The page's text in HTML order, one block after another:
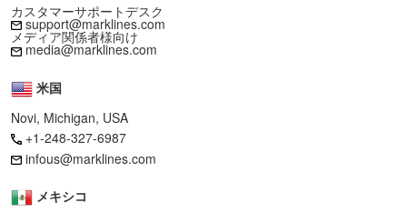
カスタマーサポートデスク
support@marklines.com
メディア関係者様向け
media@marklines.com
米国
Novi, Michigan, USA
+1-248-327-6987
infous@marklines.com
メキシコ